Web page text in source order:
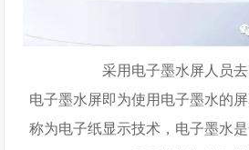
采用电子墨水屏人员
电子墨水屏即为使用电子墨水的
称为电子纸显示技术，电子墨水